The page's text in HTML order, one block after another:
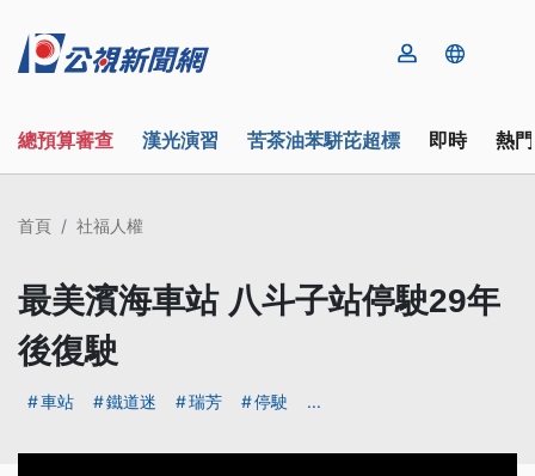
總預算審查 漢光演習 苦茶油苯駢芘超標 即時 熱
首頁 社福人權
最美濱海車站 八斗子站停駛29年
後復駛
車站 鐵道迷 瑞芳 停駛 ...